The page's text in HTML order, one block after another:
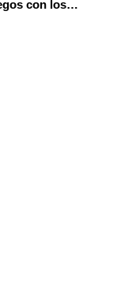
Programa con Scratch juegos con los partidos del mundial 2026 ganados por España